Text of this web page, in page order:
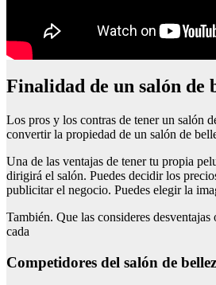
Finalidad de un salón de
Los pros y los contras de tener un salón
convertir la propiedad de un salón de
Una de las ventajas de tener tu propia
dirigirá el salón. Puedes decidir los
publicitar el negocio. Puedes elegir la
También. Que las consideres
cada
Competidores del salón de